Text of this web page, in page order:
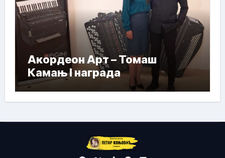
Акордеон Арт – Томаш
Камањ I награда